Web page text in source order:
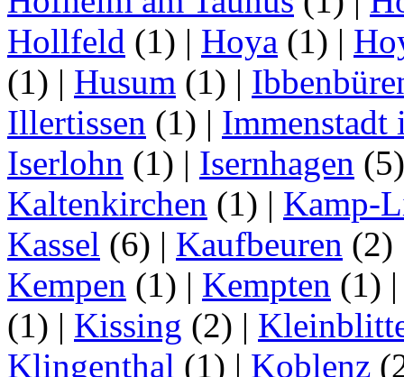
Hollfeld (1) | Hoya (1) |
(1) | Husum (1) |
Illertissen (1) | Immenstadt
Iserlohn (1) | Isernhagen
Kaltenkirchen (1) | Kamp-
Kassel (6) | Kaufbeuren (2)
Kempen (1) | Kempten (1)
(1) | Kissing (2) |
Klingenthal (1) | Koblenz